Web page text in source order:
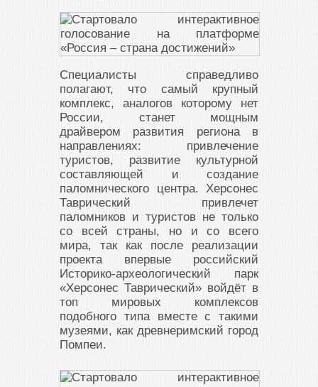
Специалисты справедливо
полагают, что самый крупный
комплекс, аналогов которому нет
России, станет мощным
драйвером развития региона в
направлениях: привлечение
туристов, развитие культурной
составляющей и создание
паломнического центра. Херсонес
Таврический привлечет
паломников и туристов не только
со всей страны, но и со всего
мира, так как после реализации
проекта впервые российский
Историко-археологический парк
«Херсонес Таврический» войдёт в
топ мировых комплексов
подобного типа вместе с такими
музеями, как древнеримский город
Помпеи.